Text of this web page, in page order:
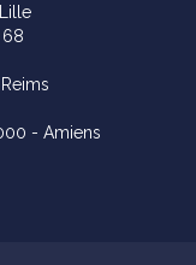
68
- Amiens